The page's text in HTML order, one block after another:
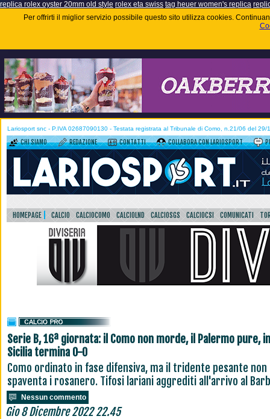
replica rolex oyster 20mm old style rolex eta swiss tag heuer women's replica
Per offrirti il miglior servizio possibile questo sito utilizza cookies.
Lariosport snc - P.IVA 02687090130 - Testata registrata al Tribunale di Como, n.21/06 del 29/
CHI SIAMO REDAZIONE CONTATTI COLLABORA CON LARIOSPORT
HOMEPAGE CALCIO CALCIOCOMO CALCIOLND CALCIOSGS CALCIOCSI COMUNICATI
Serie B, 16ª giornata: il Como non morde, il Palermo pure, in
Sicilia termina 0-0
Como ordinato in fase difensiva, ma il tridente pesante non
spaventa i rosanero. Tifosi lariani aggrediti all'arrivo al
Nessun commento
Gio 8 Dicembre 2022 22.45